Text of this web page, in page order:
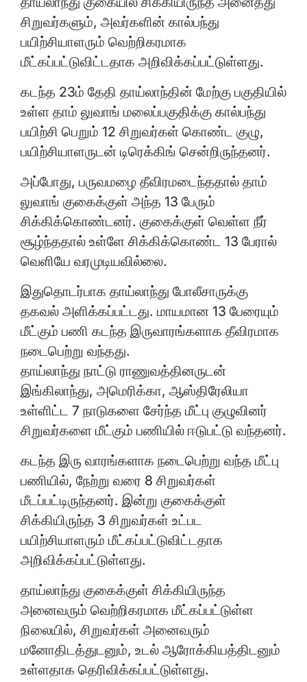
சிறுவர்களும், அவர்களின் கால்பந்து
பயிற்சியாளரும் வெற்றிகரமாக
மீட்கப்பட்டுவிட்டதாக அறிவிக்கப்பட்டுள்ளது.
கடந்த 23ம் தேதி தாய்லாந்தின் மேற்கு பகுதியில்
உள்ள தாம் லுவாங் மலைப்பகுதிக்கு கால்பந்து
பயிற்சி பெறும் 12 சிறுவர்கள் கொண்ட குழு,
பயிற்சியாளருடன் டிரெக்கிங் சென்றிருந்தனர்.
அப்போது, பருவமழை தீவிரமடைந்ததால் தாம்
லுவாங் குகைக்குள் அந்த 13 பேரும்
சிக்கிக்கொண்டனர். குகைக்குள் வெள்ள நீர்
சூழ்ந்ததால் உள்ளே சிக்கிக்கொண்ட 13 பேரால்
வெளியே வரமுடியவில்லை.
இதுதொடர்பாக தாய்லாந்து போலீசாருக்கு
தகவல் அளிக்கப்பட்டது. மாயமான 13 பேரையும்
மீட்கும் பணி கடந்த இருவாரங்களாக தீவிரமாக
நடைபெற்று வந்தது.
தாய்லாந்து நாட்டு ராணுவத்தினருடன்
இங்கிலாந்து, அமெரிக்கா, ஆஸ்திரேலியா
உள்ளிட்ட 7 நாடுகளை சேர்ந்த மீட்பு குழுவினர்
சிறுவர்களை மீட்கும் பணியில் ஈடுபட்டு வந்தனர்.
கடந்த இரு வாரங்களாக நடைபெற்று வந்த மீட்பு
பணியில், நேற்று வரை 8 சிறுவர்கள்
மீடப்பட்டிருந்தனர். இன்று குகைக்குள்
சிக்கியிருந்த 3 சிறுவர்கள் உட்பட
பயிற்சியாளரும் மீட்கப்பட்டுவிட்டதாக
அறிவிக்கப்பட்டுள்ளது.
தாய்லாந்து குகைக்குள் சிக்கியிருந்த
அனைவரும் வெற்றிகரமாக மீட்கப்பட்டுள்ள
நிலையில், சிறுவர்கள் அனைவரும்
மனோதிடத்துடனும், உடல் ஆரோக்கியத்திடனும்
உள்ளதாக தெரிவிக்கப்பட்டுள்ளது.